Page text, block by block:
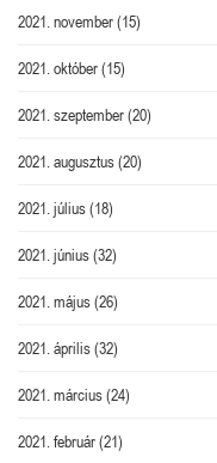
2021. november(15)
2021. október(15)
2021. szeptember(20)
2021. augusztus(20)
2021. július(18)
2021. június(32)
2021. május(26)
2021. április(32)
2021. március(24)
2021. február(21)